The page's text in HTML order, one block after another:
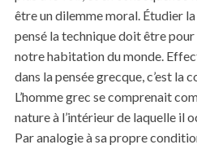
être un dilemme moral. Étudier
pensé la technique doit être
notre habitation du monde.
dans la pensée grecque, c’est la
L’homme grec se comprenait
nature à l’intérieur de laquelle il
Par analogie à sa propre